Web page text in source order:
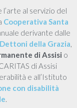
al servizio del
Cooperativa Santa
derivante dalle
della Grazia,
di Assisi o
di Assisi
e all’Istituto
con disabilità
.